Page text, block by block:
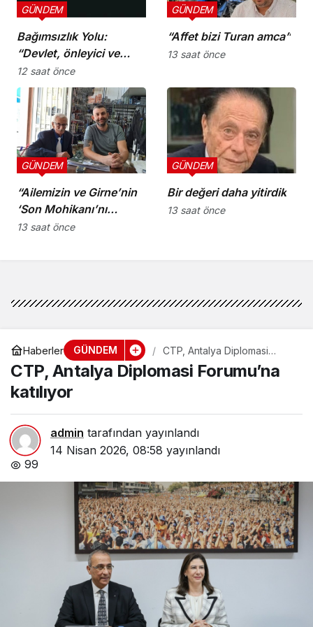
Bağımsızlık Yolu:
“Devlet, önleyici ve
koruyucu
sorumluluklarını yerine
getirmeli”
GÜNDEM
12 saat önce
“Affet bizi Turan amca”
GÜNDEM
13 saat önce
“Ailemizin ve Girne’nin
‘Son Mohikanı’nı
kaybettik”
GÜNDEM
13 saat önce
Bir değeri daha yitirdik
GÜNDEM
13 saat önce
Haberler GÜNDEM
CTP, Antalya Diplomasi
Forumu’na katılıyor
CTP, Antalya Diplomasi Forumu’na
katılıyor
admin tarafından yayınlandı
14 Nisan 2026, 08:58 yayınlandı
99